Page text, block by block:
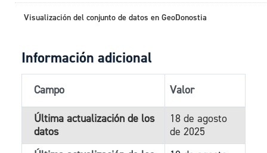
Visualización del conjunto de datos en GeoDonostia
Información adicional
Campo Valor
Última actualización de los
datos
18 de agosto
de 2025